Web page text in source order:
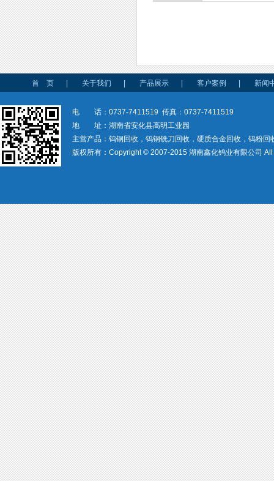
首 页 | 关于我们 | 产品展示 | 客户案例 | 新闻
电 话：0737-7411519 传真：0737-7411519
地 址：湖南省安化县高明工业园
主营产品：钨钢回收，钨钢铣刀回收，硬质合金回收，钨粉回
版权所有：Copyright © 2007-2015 湖南鑫化钨业有限公司